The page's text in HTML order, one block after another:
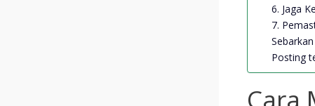
6. Jaga
7.
Posting
Cara